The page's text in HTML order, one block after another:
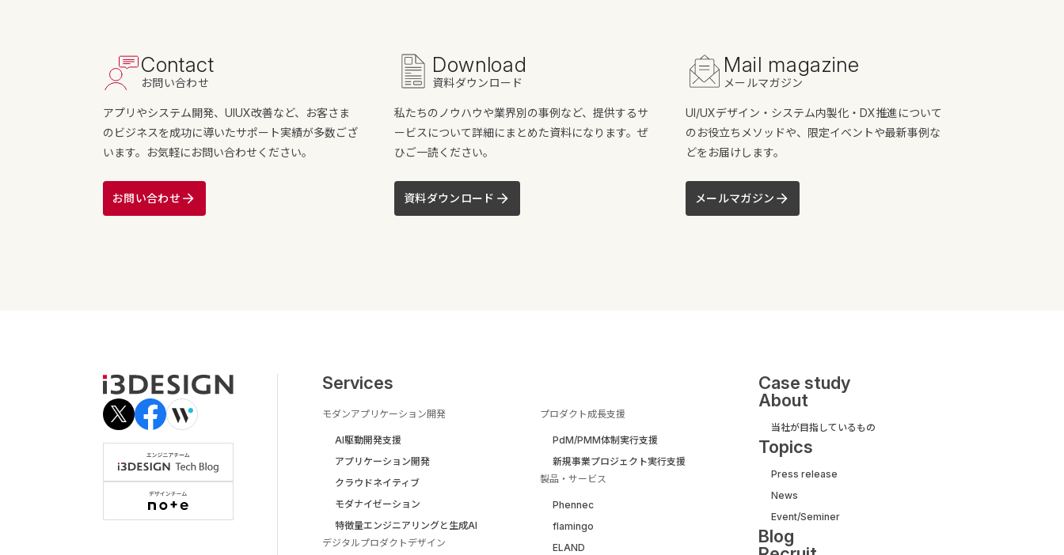
Contact
お問い合わせ
アプリやシステム開発、UIUX改善など、お客さま
のビジネスを成功に導いたサポート実績が多数ござ
います。お気軽にお問い合わせください。
お問い合わせ
Download
資料ダウンロード
私たちのノウハウや業界別の事例など、提供するサ
ービスについて詳細にまとめた資料になります。ぜ
ひご一読ください。
資料ダウンロード
Mail magazine
メールマガジン
UI/UXデザイン・システム内製化・DX推進について
のお役立ちメソッドや、限定イベントや最新事例な
どをお届けします。
メールマガジン
Services
モダンアプリケーション開発
AI駆動開発支援
アプリケーション開発
クラウドネイティブ
モダナイゼーション
特徴量エンジニアリングと生成AI
デジタルプロダクトデザイン
プロダクト成長支援
PdM/PMM体制実行支援
新規事業プロジェクト実行支援
製品・サービス
Phennec
flamingo
ELAND
Case study
About
当社が目指しているもの
Topics
Press release
News
Event/Seminer
Blog